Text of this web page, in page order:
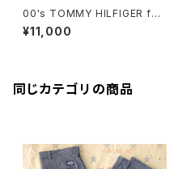
00's TOMMY HILFIGER fad
e black two-tuck classic c
hino Pants
¥11,000
同じカテゴリの商品